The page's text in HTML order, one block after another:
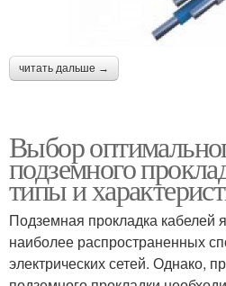
читать дальше →
Выбор
подземного
типы и
Подземная прокладка кабелей
наиболее распространенных
электрических сетей. Однако,